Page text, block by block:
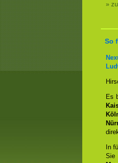
»
So
Es
In
Sie